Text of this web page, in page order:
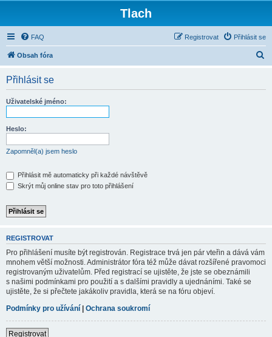
Tlach
FAQ Přihlásit se
Registrovat
Obsah fóra
Přihlásit se
Uživatelské jméno:
Heslo:
Zapomněl(a) jsem heslo
Přihlásit mě automaticky při každé návštěvě
Skrýt můj online stav pro toto přihlášení
REGISTROVAT
Pro přihlášení musíte být registrován. Registrace trvá jen pár vteřin a dává vám
mnohem větší možnosti. Administrátor fóra též může dávat rozšířené pravomoci
registrovaným uživatelům. Před registrací se ujistěte, že jste se obeznámili
s našimi podmínkami pro použití a s dalšími pravidly a ujednáními. Také se
ujistěte, že si přečtete jakákoliv pravidla, která se na fóru objeví.
Podmínky pro užívání | Ochrana soukromí
Registrovat